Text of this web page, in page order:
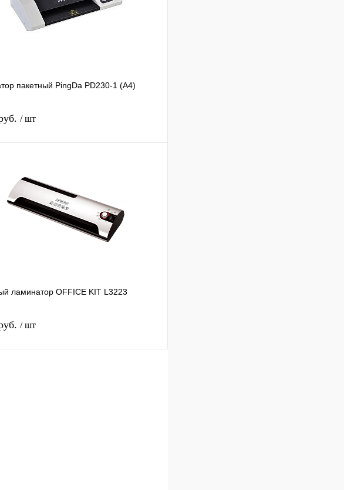
пакетный PingDa PD230-1 (А4)
/ шт
в 1 клик Сравнение
наличии
ламинатор OFFICE KIT L3223
/ шт